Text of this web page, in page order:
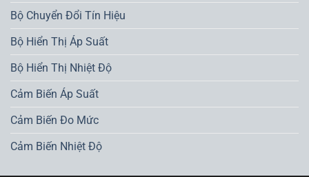
Bộ Chuyển Đổi Tín Hiệu
Bộ Hiển Thị Áp Suất
Bộ Hiển Thị Nhiệt Độ
Cảm Biến Áp Suất
Cảm Biến Đo Mức
Cảm Biến Nhiệt Độ